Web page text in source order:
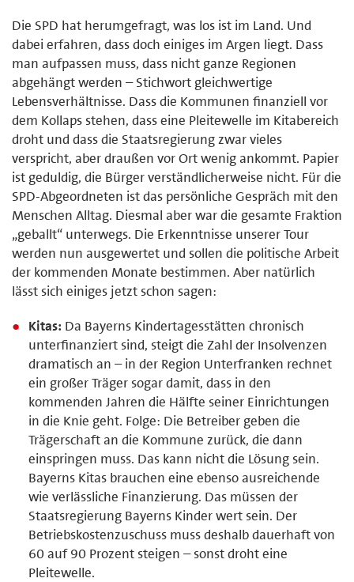
Die SPD hat herumgefragt, was los ist im Land. Und
dabei erfahren, dass doch einiges im Argen liegt. Dass
man aufpassen muss, dass nicht ganze Regionen
abgehängt werden – Stichwort gleichwertige
Lebensverhältnisse. Dass die Kommunen finanziell vor
dem Kollaps stehen, dass eine Pleitewelle im Kitabereich
droht und dass die Staatsregierung zwar vieles
verspricht, aber draußen vor Ort wenig ankommt. Papier
ist geduldig, die Bürger verständlicherweise nicht. Für die
SPD-Abgeordneten ist das persönliche Gespräch mit den
Menschen Alltag. Diesmal aber war die gesamte Fraktion
„geballt“ unterwegs. Die Erkenntnisse unserer Tour
werden nun ausgewertet und sollen die politische Arbeit
der kommenden Monate bestimmen. Aber natürlich
lässt sich einiges jetzt schon sagen:
Kitas: Da Bayerns Kindertagesstätten chronisch
unterfinanziert sind, steigt die Zahl der Insolvenzen
dramatisch an – in der Region Unterfranken rechnet
ein großer Träger sogar damit, dass in den
kommenden Jahren die Hälfte seiner Einrichtungen
in die Knie geht. Folge: Die Betreiber geben die
Trägerschaft an die Kommune zurück, die dann
einspringen muss. Das kann nicht die Lösung sein.
Bayerns Kitas brauchen eine ebenso ausreichende
wie verlässliche Finanzierung. Das müssen der
Staatsregierung Bayerns Kinder wert sein. Der
Betriebskostenzuschuss muss deshalb dauerhaft von
60 auf 90 Prozent steigen – sonst droht eine
Pleitewelle.